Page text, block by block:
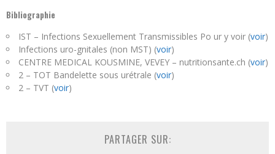
Bibliographie
IST – Infections Sexuellement Transmissibles Po ur y voir (voir)
Infections uro-gnitales (non MST) (voir)
CENTRE MEDICAL KOUSMINE, VEVEY – nutritionsante.ch (voir)
2 – TOT Bandelette sous urétrale (voir)
2 – TVT (voir)
PARTAGER SUR: